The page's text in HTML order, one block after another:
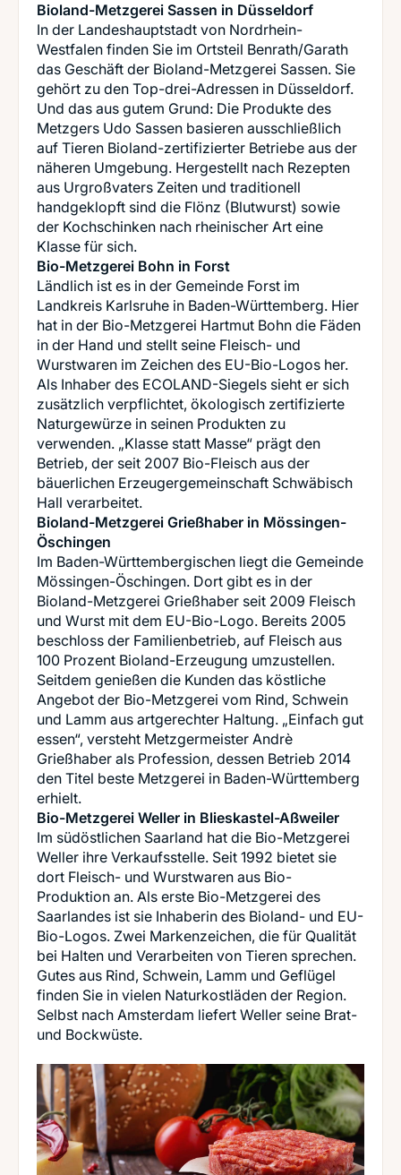
Bioland-Metzgerei Sassen in Düsseldorf
In der Landeshauptstadt von Nordrhein-
Westfalen finden Sie im Ortsteil Benrath/Garath
das Geschäft der Bioland-Metzgerei Sassen. Sie
gehört zu den Top-drei-Adressen in Düsseldorf.
Und das aus gutem Grund: Die Produkte des
Metzgers Udo Sassen basieren ausschließlich
auf Tieren Bioland-zertifizierter Betriebe aus der
näheren Umgebung. Hergestellt nach Rezepten
aus Urgroßvaters Zeiten und traditionell
handgeklopft sind die Flönz (Blutwurst) sowie
der Kochschinken nach rheinischer Art eine
Bio-Metzgerei Bohn in Forst
Ländlich ist es in der Gemeinde Forst im
Landkreis Karlsruhe in Baden-Württemberg. Hier
hat in der Bio-Metzgerei Hartmut Bohn die Fäden
in der Hand und stellt seine Fleisch- und
Wurstwaren im Zeichen des EU-Bio-Logos her.
Als Inhaber des ECOLAND-Siegels sieht er sich
zusätzlich verpflichtet, ökologisch zertifizierte
Naturgewürze in seinen Produkten zu
verwenden. „Klasse statt Masse“ prägt den
Betrieb, der seit 2007 Bio-Fleisch aus der
bäuerlichen Erzeugergemeinschaft Schwäbisch
Bioland-Metzgerei Grießhaber in Mössingen-
Öschingen
Im Baden-Württembergischen liegt die Gemeinde
Mössingen-Öschingen. Dort gibt es in der
Bioland-Metzgerei Grießhaber seit 2009 Fleisch
und Wurst mit dem EU-Bio-Logo. Bereits 2005
beschloss der Familienbetrieb, auf Fleisch aus
100 Prozent Bioland-Erzeugung umzustellen.
Seitdem genießen die Kunden das köstliche
Angebot der Bio-Metzgerei vom Rind, Schwein
und Lamm aus artgerechter Haltung. „Einfach gut
essen“, versteht Metzgermeister Andrè
Grießhaber als Profession, dessen Betrieb 2014
den Titel beste Metzgerei in Baden-Württemberg
Bio-Metzgerei Weller in Blieskastel-Aßweiler
Im südöstlichen Saarland hat die Bio-Metzgerei
Weller ihre Verkaufsstelle. Seit 1992 bietet sie
dort Fleisch- und Wurstwaren aus Bio-
Produktion an. Als erste Bio-Metzgerei des
Saarlandes ist sie Inhaberin des Bioland- und EU-
Bio-Logos. Zwei Markenzeichen, die für Qualität
bei Halten und Verarbeiten von Tieren sprechen.
Gutes aus Rind, Schwein, Lamm und Geflügel
finden Sie in vielen Naturkostläden der Region.
Selbst nach Amsterdam liefert Weller seine Brat-
und Bockwüste.